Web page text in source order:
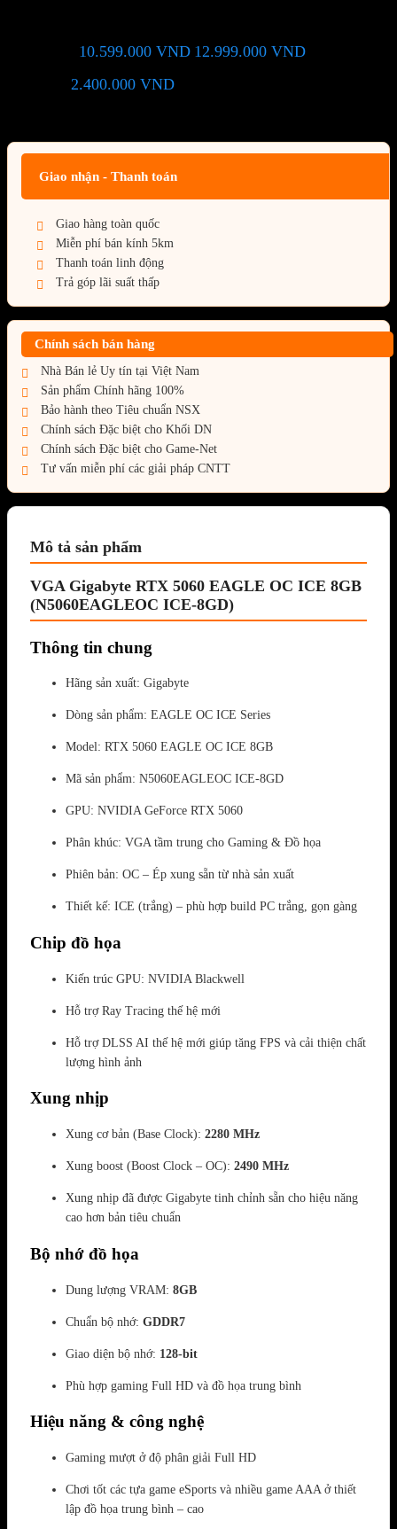
10.599.000 VND 12.999.000 VND
2.400.000 VND
Giao nhận - Thanh toán
Giao hàng toàn quốc
Miễn phí bán kính 5km
Thanh toán linh động
Trả góp lãi suất thấp
Chính sách bán hàng
Nhà Bán lẻ Uy tín tại Việt Nam
Sản phẩm Chính hãng 100%
Bảo hành theo Tiêu chuẩn NSX
Chính sách Đặc biệt cho Khối DN
Chính sách Đặc biệt cho Game-Net
Tư vấn miễn phí các giải pháp CNTT
Mô tả sản phẩm
VGA Gigabyte RTX 5060 EAGLE OC ICE 8GB
(N5060EAGLEOC ICE-8GD)
Thông tin chung
Hãng sản xuất: Gigabyte
Dòng sản phẩm: EAGLE OC ICE Series
Model: RTX 5060 EAGLE OC ICE 8GB
Mã sản phẩm: N5060EAGLEOC ICE-8GD
GPU: NVIDIA GeForce RTX 5060
Phân khúc: VGA tầm trung cho Gaming & Đồ họa
Phiên bản: OC – Ép xung sẵn từ nhà sản xuất
Thiết kế: ICE (trắng) – phù hợp build PC trắng, gọn gàng
Chip đồ họa
Kiến trúc GPU: NVIDIA Blackwell
Hỗ trợ Ray Tracing thế hệ mới
Hỗ trợ DLSS AI thế hệ mới giúp tăng FPS và cải thiện chất
lượng hình ảnh
Xung nhịp
Xung cơ bản (Base Clock): 2280 MHz
Xung boost (Boost Clock – OC): 2490 MHz
Xung nhịp đã được Gigabyte tinh chỉnh sẵn cho hiệu năng
cao hơn bản tiêu chuẩn
Bộ nhớ đồ họa
Dung lượng VRAM: 8GB
Chuẩn bộ nhớ: GDDR7
Giao diện bộ nhớ: 128-bit
Phù hợp gaming Full HD và đồ họa trung bình
Hiệu năng & công nghệ
Gaming mượt ở độ phân giải Full HD
Chơi tốt các tựa game eSports và nhiều game AAA ở thiết
lập đồ họa trung bình – cao